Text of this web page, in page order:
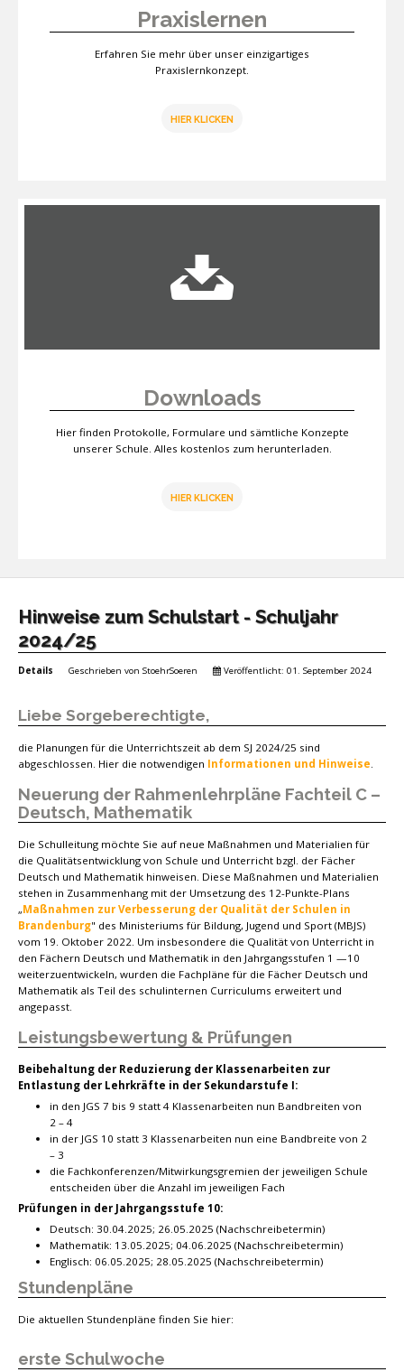
Praxislernen
Erfahren Sie mehr über unser einzigartiges
Praxislernkonzept.
HIER KLICKEN
Downloads
Hier finden Protokolle, Formulare und sämtliche Konzepte
unserer Schule. Alles kostenlos zum herunterladen.
HIER KLICKEN
Hinweise zum Schulstart - Schuljahr
2024/25
Details Geschrieben von StoehrSoeren Veröffentlicht: 01. September 2024
Liebe Sorgeberechtigte,
die Planungen für die Unterrichtszeit ab dem SJ 2024/25 sind
abgeschlossen. Hier die notwendigen Informationen und Hinweise.
Neuerung der Rahmenlehrpläne Fachteil C –
Deutsch, Mathematik
Die Schulleitung möchte Sie auf neue Maßnahmen und Materialien für
die Qualitätsentwicklung von Schule und Unterricht bzgl. der Fächer
Deutsch und Mathematik hinweisen. Diese Maßnahmen und Materialien
stehen in Zusammenhang mit der Umsetzung des 12-Punkte-Plans
„Maßnahmen zur Verbesserung der Qualität der Schulen in
Brandenburg" des Ministeriums für Bildung, Jugend und Sport (MBJS)
vom 19. Oktober 2022. Um insbesondere die Qualität von Unterricht in
den Fächern Deutsch und Mathematik in den Jahrgangsstufen 1 —10
weiterzuentwickeln, wurden die Fachpläne für die Fächer Deutsch und
Mathematik als Teil des schulinternen Curriculums erweitert und
angepasst.
Leistungsbewertung & Prüfungen
Beibehaltung der Reduzierung der Klassenarbeiten zur
Entlastung der Lehrkräfte in der Sekundarstufe I:
in den JGS 7 bis 9 statt 4 Klassenarbeiten nun Bandbreiten von
2 – 4
in der JGS 10 statt 3 Klassenarbeiten nun eine Bandbreite von 2
– 3
die Fachkonferenzen/Mitwirkungsgremien der jeweiligen Schule
entscheiden über die Anzahl im jeweiligen Fach
Prüfungen in der Jahrgangsstufe 10:
Deutsch: 30.04.2025; 26.05.2025 (Nachschreibetermin)
Mathematik: 13.05.2025; 04.06.2025 (Nachschreibetermin)
Englisch: 06.05.2025; 28.05.2025 (Nachschreibetermin)
Stundenpläne
Die aktuellen Stundenpläne finden Sie hier:
erste Schulwoche